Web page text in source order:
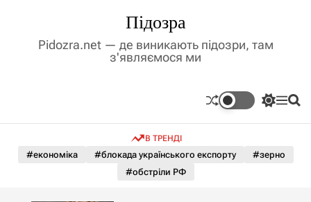
Підозра
Pidozra.net — де виникають підозри, там
з'являємося ми
П
м
М П
В ТРЕНДІ
#економіка #блокада українського експорту
#зерно
#обстріли РФ